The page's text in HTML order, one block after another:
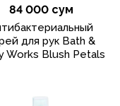
84 000 сум
для рук Bath &
Works Blush Petals